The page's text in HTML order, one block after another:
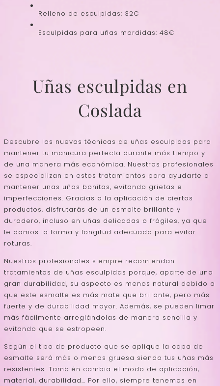
Relleno de esculpidas: 32€
Esculpidas para uñas mordidas: 48€
Uñas esculpidas en
Coslada
Descubre las nuevas técnicas de uñas esculpidas para
mantener tu manicura perfecta durante más tiempo y
de una manera más económica. Nuestros profesionales
se especializan en estos tratamientos para ayudarte a
mantener unas uñas bonitas, evitando grietas e
imperfecciones. Gracias a la aplicación de ciertos
productos, disfrutarás de un esmalte brillante y
duradero, incluso en uñas delicadas o frágiles, ya que
le damos la forma y longitud adecuada para evitar
roturas.
Nuestros profesionales siempre recomiendan
tratamientos de uñas esculpidas porque, aparte de una
gran durabilidad, su aspecto es menos natural debido a
que este esmalte es más mate que brillante, pero más
fuerte y de durabilidad mayor. Además, se pueden limar
más fácilmente arreglándolas de manera sencilla y
evitando que se estropeen.
Según el tipo de producto que se aplique la capa de
esmalte será más o menos gruesa siendo tus uñas más
resistentes. También cambia el modo de aplicación,
material, durabilidad… Por ello, siempre tenemos en